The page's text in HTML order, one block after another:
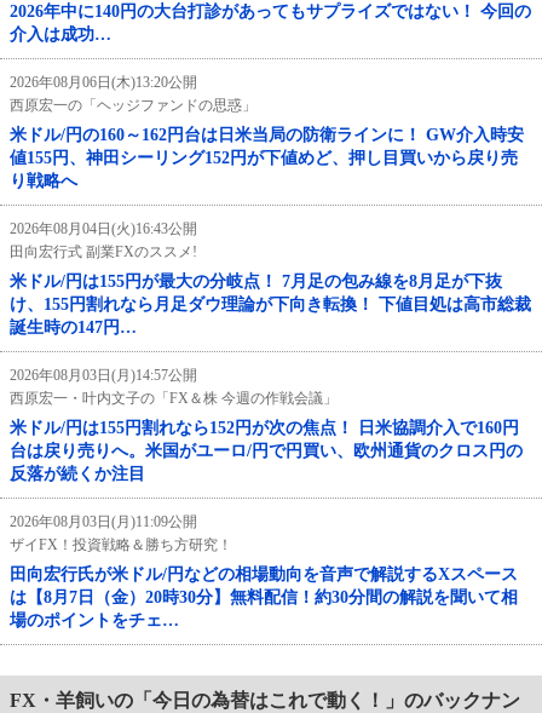
2026年中に140円の大台打診があってもサプライズではない！ 今回の
介入は成功…
2026年08月06日(木)13:20公開
西原宏一の「ヘッジファンドの思惑」
米ドル/円の160～162円台は日米当局の防衛ラインに！ GW介入時安
値155円、神田シーリング152円が下値めど、押し目買いから戻り売
り戦略へ
2026年08月04日(火)16:43公開
田向宏行式 副業FXのススメ!
米ドル/円は155円が最大の分岐点！ 7月足の包み線を8月足が下抜
け、155円割れなら月足ダウ理論が下向き転換！ 下値目処は高市総裁
誕生時の147円…
2026年08月03日(月)14:57公開
西原宏一・叶内文子の「FX＆株 今週の作戦会議」
米ドル/円は155円割れなら152円が次の焦点！ 日米協調介入で160円
台は戻り売りへ。米国がユーロ/円で円買い、欧州通貨のクロス円の
反落が続くか注目
2026年08月03日(月)11:09公開
ザイFX！投資戦略＆勝ち方研究！
田向宏行氏が米ドル/円などの相場動向を音声で解説するXスペース
は【8月7日（金）20時30分】無料配信！約30分間の解説を聞いて相
場のポイントをチェ…
FX・羊飼いの「今日の為替はこれで動く！」のバックナン